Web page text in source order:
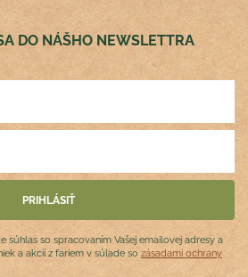
DO NÁŠHO NEWSLETTRA
súhlas so spracovaním Vašej emailovej adresy a
a akcií z fariem v súlade so zásadami ochrany